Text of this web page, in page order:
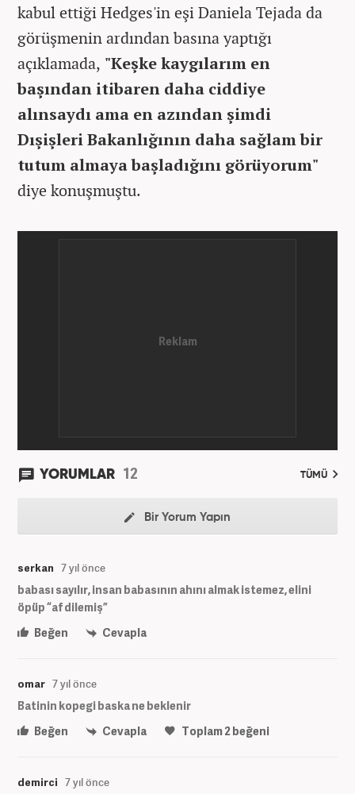
kabul ettiği Hedges'in eşi Daniela Tejada da
görüşmenin ardından basına yaptığı
açıklamada, "Keşke kaygılarım en
başından itibaren daha ciddiye
alınsaydı ama en azından şimdi
Dışişleri Bakanlığının daha sağlam bir
tutum almaya başladığını görüyorum"
diye konuşmuştu.
YORUMLAR 12 TÜMÜ
Bir Yorum Yapın
serkan 7 yıl önce
babası sayılır, insan babasının ahını almak istemez, elini
öpüp “af dilemiş”
Beğen
Cevapla
omar 7 yıl önce
Batinin kopegi baska ne beklenir
Beğen
Cevapla Toplam2beğeni
demirci 7 yıl önce